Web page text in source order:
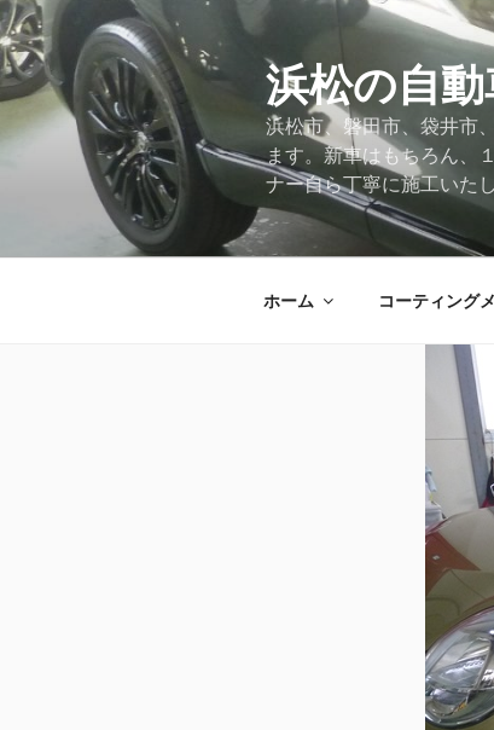
コ
ン
テ
ン
ツ
浜松の自
浜松市、磐田市、袋井市
ます。新車はもちろん、
ナー自ら丁寧に施工いたし
ホーム コーティング